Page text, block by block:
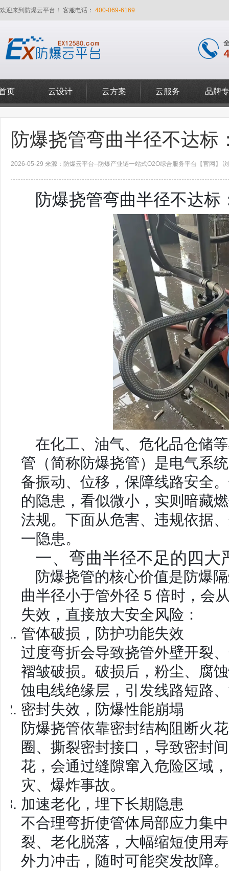
欢迎来到防爆云平台！ 客服电话： 400-069-6169
页 云设计 云方案 云服务 品牌
防爆挠管弯曲半径不达
2026-05-29 来源：防爆云平台--防爆产业链一站式O2O综合服务平台【官网】
防爆挠管弯曲半径不达
在化工、油气、危化品仓储
管（简称防爆挠管）是电气系
备振动、位移，保障线路安全
的隐患，看似微小，实则暗藏
法规。下面从危害、违规依据
一隐患。
一、弯曲半径不足的四大
防爆挠管的核心价值是防爆
曲半径小于管外径 5 倍时，会
失效，直接放大安全风险：
管体破损，防护功能失效
过度弯折会导致挠管外壁开裂
褶皱破损。破损后，粉尘、腐
蚀电线绝缘层，引发线路短路
密封失效，防爆性能崩塌
防爆挠管依靠密封结构阻断火
圈、撕裂密封接口，导致密封
花，会通过缝隙窜入危险区域
灾、爆炸事故。
加速老化，埋下长期隐患
不合理弯折使管体局部应力集
裂、老化脱落 ，大幅缩短使用
外力冲击，随时可能突发故障。